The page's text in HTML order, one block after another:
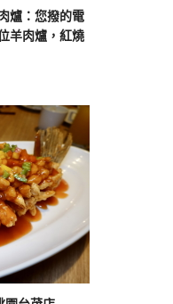
爐：您撥的電
羊肉爐，紅燒